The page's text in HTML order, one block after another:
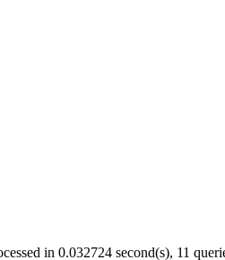
in 0.032724 second(s), 11